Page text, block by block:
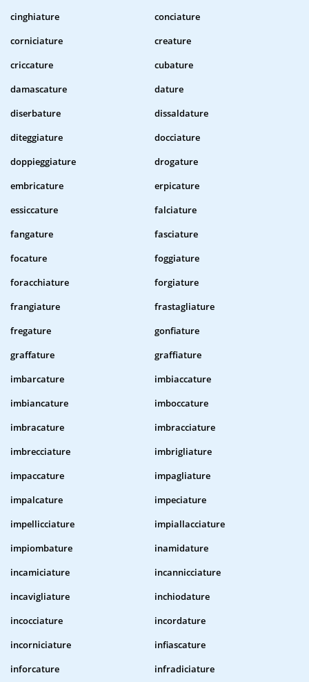
cinghiature
conciature
corniciature
creature
criccature
cubature
damascature
dature
diserbature
dissaldature
diteggiature
docciature
doppieggiature
drogature
embricature
erpicature
essiccature
falciature
fangature
fasciature
focature
foggiature
foracchiature
forgiature
frangiature
frastagliature
fregature
gonfiature
graffature
graffiature
imbarcature
imbiaccature
imbiancature
imboccature
imbracature
imbracciature
imbrecciature
imbrigliature
impaccature
impagliature
impalcature
impeciature
impellicciature
impiallacciature
impiombature
inamidature
incamiciature
incannicciature
incavigliature
inchiodature
incocciature
incordature
incorniciature
infiascature
inforcature
infradiciature